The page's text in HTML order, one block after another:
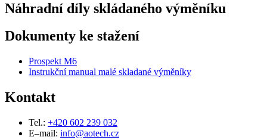
Náhradní díly skládaného výměníku
Dokumenty ke stažení
Prospekt M6
Instrukční manual malé skladané výměníky
Kontakt
Tel.: +420 602 239 032
E–mail: info@aotech.cz